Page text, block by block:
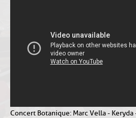
Concert Botanique : Marc Vella - Keryda